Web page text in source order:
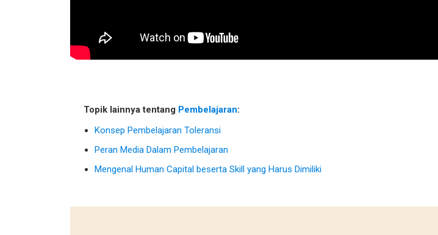
Topik lainnya tentang Pembelajaran:
Konsep Pembelajaran Toleransi
Peran Media Dalam Pembelajaran
Mengenal Human Capital beserta Skill yang Harus Dimiliki